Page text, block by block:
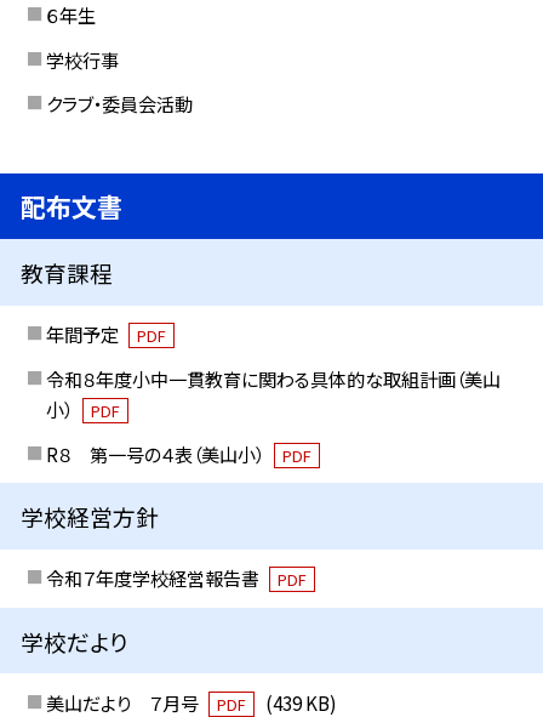
６年生
学校行事
クラブ・委員会活動
配布文書
教育課程
年間予定 PDF
令和８年度小中一貫教育に関わる具体的な取組計画（美山
小）
PDF
R８ 第一号の４表（美山小） PDF
学校経営方針
令和７年度学校経営報告書 PDF
学校だより
美山だより ７月号 PDF
(439 KB)